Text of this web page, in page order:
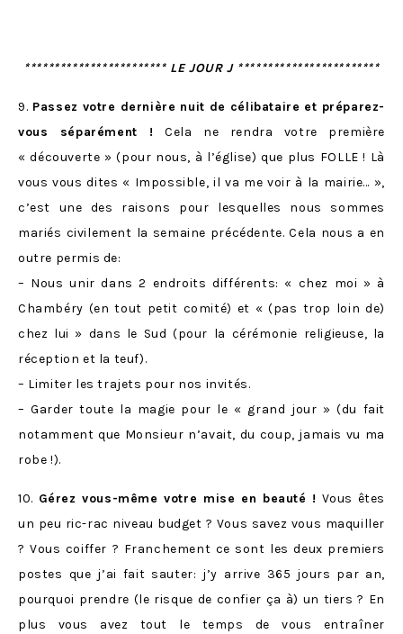
************************ LE JOUR J ************************
9. Passez votre dernière nuit de célibataire et préparez-
vous séparément !
Cela ne rendra votre première
« découverte » (pour nous, à l’église) que plus FOLLE ! Là
vous vous dites « Impossible, il va me voir à la mairie… »,
c’est une des raisons pour lesquelles nous sommes
mariés civilement la semaine précédente. Cela nous a en
outre permis de:
– Nous unir dans 2 endroits différents: « chez moi » à
Chambéry (en tout petit comité) et « (pas trop loin de)
chez lui » dans le Sud (pour la cérémonie religieuse, la
réception et la teuf).
– Limiter les trajets pour nos invités.
– Garder toute la magie pour le « grand jour » (du fait
notamment que Monsieur n’avait, du coup, jamais vu ma
robe !).
10. Gérez vous-même votre mise en beauté ! Vous êtes
un peu ric-rac niveau budget ? Vous savez vous maquiller
? Vous coiffer ? Franchement ce sont les deux premiers
postes que j’ai fait sauter: j’y arrive 365 jours par an,
pourquoi prendre (le risque de confier ça à) un tiers ? En
plus vous avez tout le temps de vous entraîner